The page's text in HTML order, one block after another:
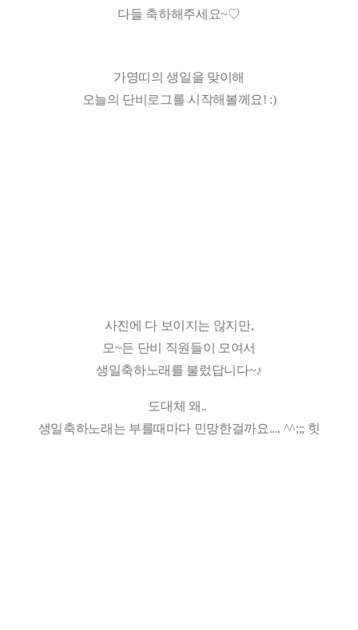
다들 축하해주세요~♡
가영띠의 생일을 맞이해
오늘의 단비로그를 시작해볼께요! :)
사진에 다 보이지는 않지만,
모~든 단비 직원들이 모여서
생일축하노래를 불렀답니다~♪
도대체 왜..
생일축하노래는 부를때마다 민망한걸까요.... ^^;;; 힛